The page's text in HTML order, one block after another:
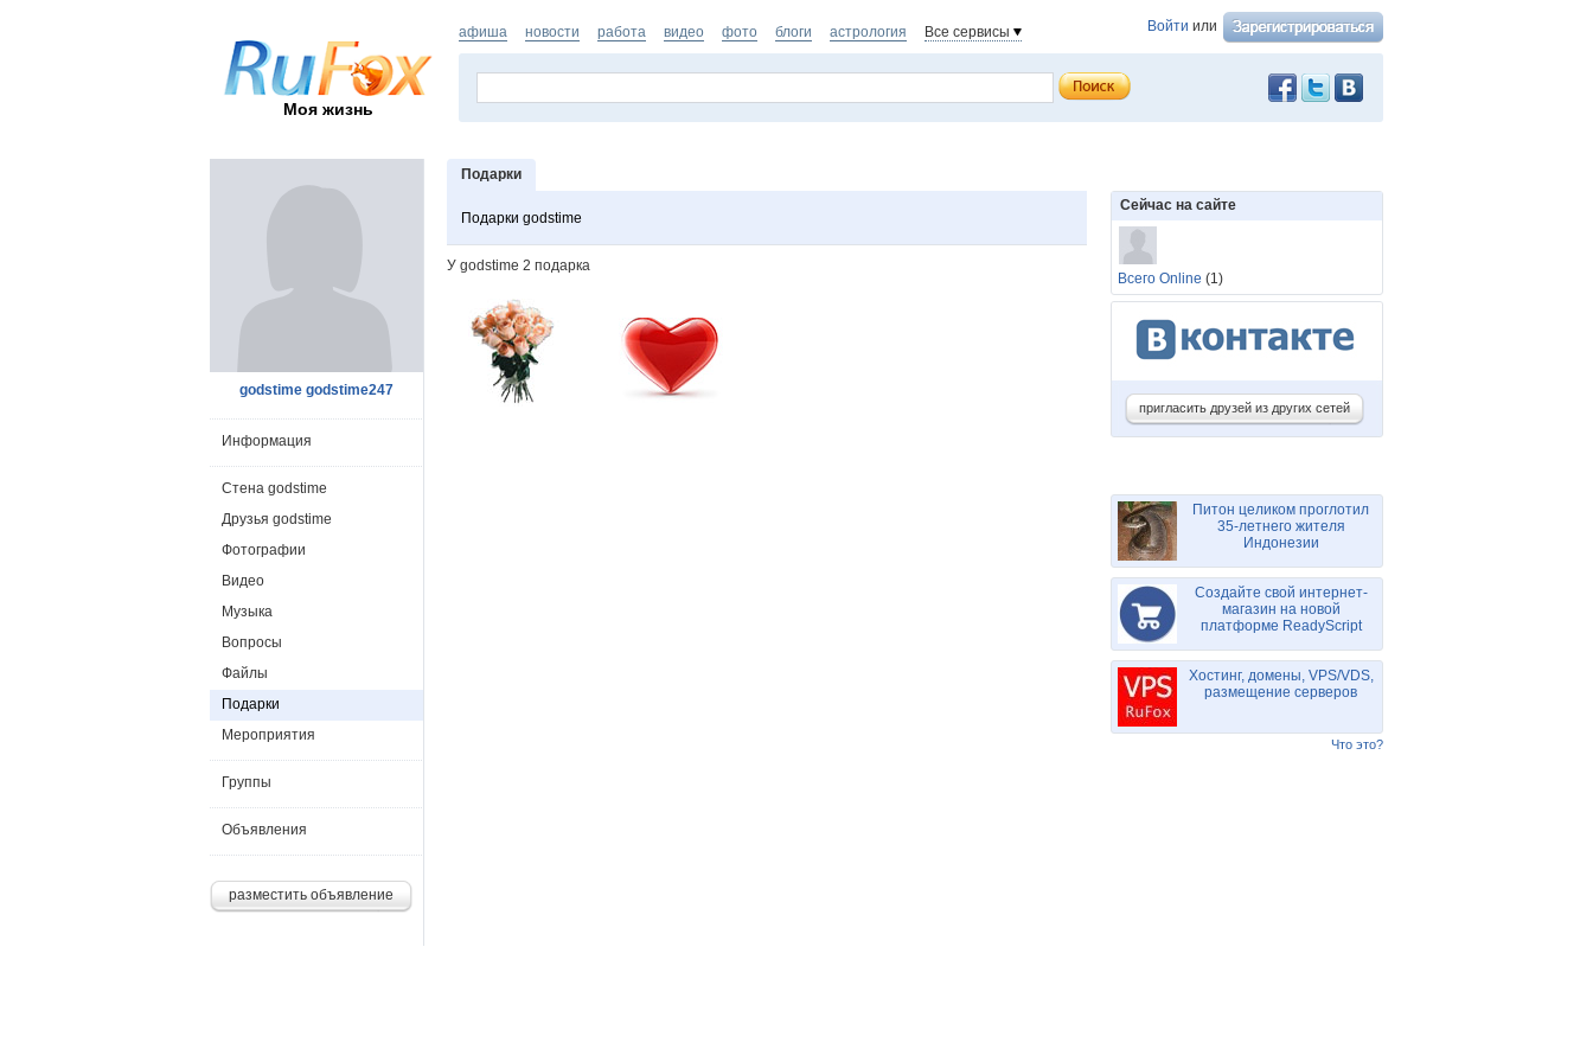
Моя жизнь
Войти или
афиша новости работа видео фото блоги астрология Все сервисы
Подарки
Подарки godstime
У godstime 2 подарка
godstime godstime247
Информация
Стена godstime
Друзья godstime
Фотографии
Видео
Музыка
Вопросы
Файлы
Подарки
Мероприятия
Группы
Объявления
разместить объявление
Сейчас на сайте
Всего Online (1)
пригласить друзей из других сетей
Питон целиком проглотил
35-летнего жителя
Индонезии
Создайте свой интернет-
магазин на новой
платформе ReadyScript
Хостинг, домены, VPS/VDS,
размещение серверов
Что это?